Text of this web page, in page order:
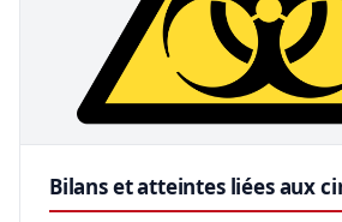
Bilans et atteintes liées aux